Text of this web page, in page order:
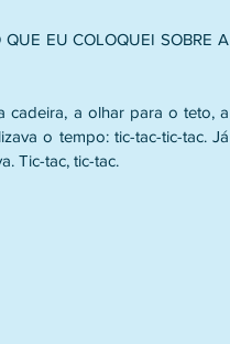
EU COLOQUEI SOBRE A
cadeira, a olhar para o teto, a
o tempo: tic-tac-tic-tac. Já
Tic-tac, tic-tac.